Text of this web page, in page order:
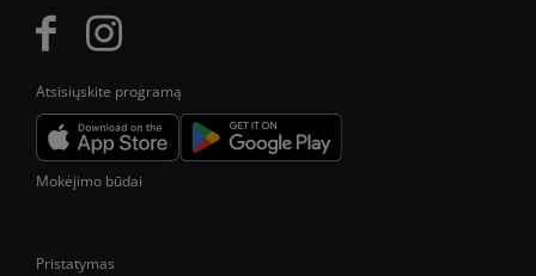
Atsisiųskite programą
Mokėjimo būdai
Pristatymas